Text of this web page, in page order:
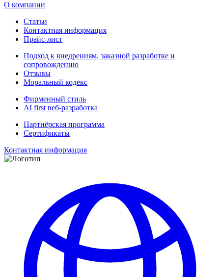
О компании
Статьи
Контактная информация
Прайс-лист
Подход к внедрениям, заказной разработке и
сопровождению
Отзывы
Моральный кодекс
Фирменный стиль
AI first веб-разработка
Партнёрская программа
Сертификаты
Контактная информация